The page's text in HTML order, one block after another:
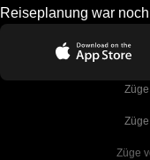
Reiseplanung war
Züge